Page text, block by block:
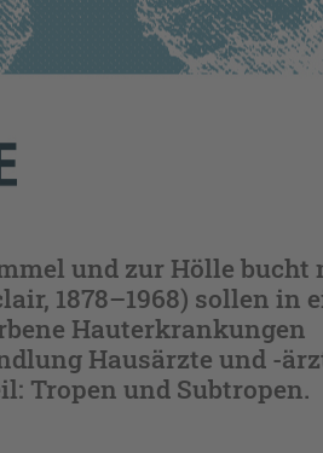
und zur Hölle bucht
1878–1968) sollen in
Hauterkrankungen
Hausärzte und -
Tropen und Subtropen.